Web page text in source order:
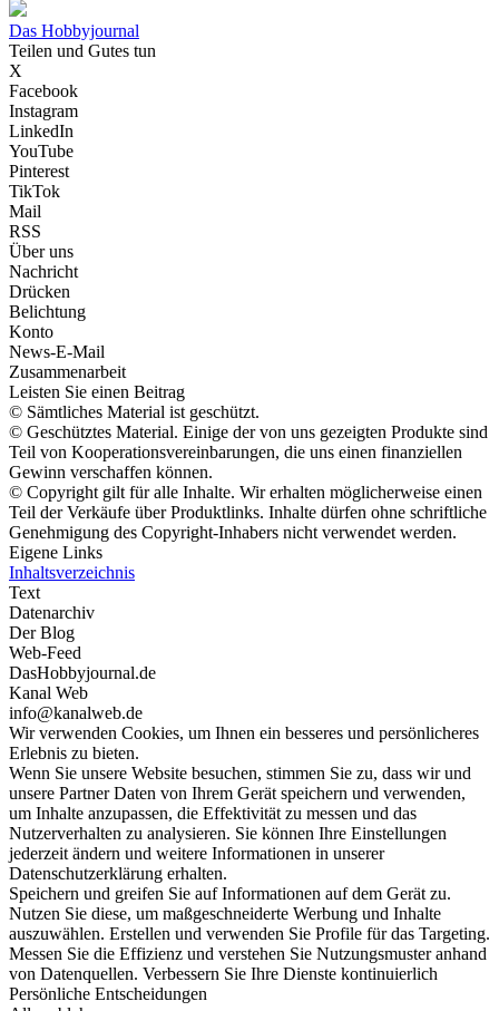
Das Hobbyjournal
Teilen und Gutes tun
X
Facebook
Instagram
LinkedIn
YouTube
Pinterest
TikTok
Mail
RSS
Über uns
Nachricht
Drücken
Belichtung
Konto
News-E-Mail
Zusammenarbeit
Leisten Sie einen Beitrag
© Sämtliches Material ist geschützt.
© Geschütztes Material. Einige der von uns gezeigten Produkte sind
Teil von Kooperationsvereinbarungen, die uns einen finanziellen
Gewinn verschaffen können.
© Copyright gilt für alle Inhalte. Wir erhalten möglicherweise einen
Teil der Verkäufe über Produktlinks. Inhalte dürfen ohne schriftliche
Genehmigung des Copyright-Inhabers nicht verwendet werden.
Eigene Links
Inhaltsverzeichnis
Text
Datenarchiv
Der Blog
Web-Feed
DasHobbyjournal.de
Kanal Web
info@kanalweb.de
Wir verwenden Cookies, um Ihnen ein besseres und persönlicheres
Erlebnis zu bieten.
Wenn Sie unsere Website besuchen, stimmen Sie zu, dass wir und
unsere Partner Daten von Ihrem Gerät speichern und verwenden,
um Inhalte anzupassen, die Effektivität zu messen und das
Nutzerverhalten zu analysieren. Sie können Ihre Einstellungen
jederzeit ändern und weitere Informationen in unserer
Datenschutzerklärung erhalten.
Speichern und greifen Sie auf Informationen auf dem Gerät zu.
Nutzen Sie diese, um maßgeschneiderte Werbung und Inhalte
auszuwählen. Erstellen und verwenden Sie Profile für das Targeting.
Messen Sie die Effizienz und verstehen Sie Nutzungsmuster anhand
von Datenquellen. Verbessern Sie Ihre Dienste kontinuierlich
Persönliche Entscheidungen